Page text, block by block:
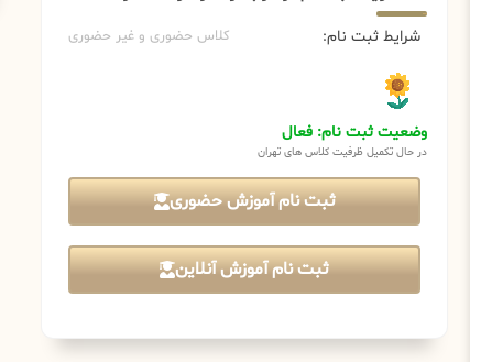
شرایط ثبت نام: کلاس حضوری و غیر حضوری
وضعیت ثبت نام: فعال
در حال تکمیل ظرفیت کلاس های تهران
ثبت نام آموزش حضوری
ثبت نام آموزش آنلاین